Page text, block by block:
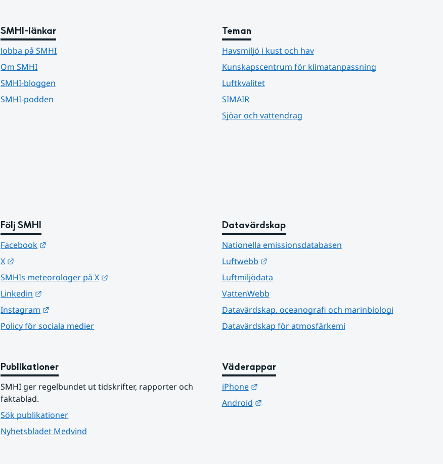
SMHI-länkar
Jobba på SMHI
Om SMHI
SMHI-bloggen
SMHI-podden
Teman
Havsmiljö i kust och hav
Kunskapscentrum för klimatanpassning
Luftkvalitet
SIMAIR
Sjöar och vattendrag
Följ SMHI
Facebook
X
SMHIs meteorologer på X
Linkedin
Instagram
Policy för sociala medier
Datavärdskap
Nationella emissionsdatabasen
Luftwebb
Länk till annan webbplats.
Luftmiljödata
VattenWebb
Datavärdskap, oceanografi och marinbiologi
Datavärdskap för atmosfärkemi
Publikationer
SMHI ger regelbundet ut tidskrifter, rapporter och
faktablad.
Sök publikationer
Nyhetsbladet Medvind
Väderappar
iPhone
Länk till annan webbplats.
Android
Länk till annan webbplats.